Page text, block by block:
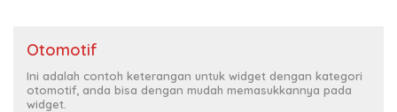
Otomotif
Ini adalah contoh keterangan untuk widget dengan kategori
otomotif, anda bisa dengan mudah memasukkannya pada
widget.